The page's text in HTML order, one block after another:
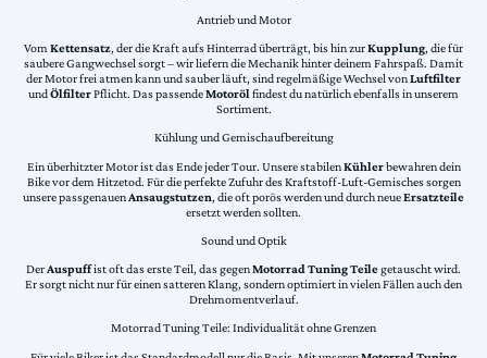
Antrieb und Motor
VomKettensatz, der die Kraft aufs Hinterrad überträgt, bis hin zurKupplung, die für
saubere Gangwechsel sorgt – wir liefern die Mechanik hinter deinem Fahrspaß. Damit
der Motor frei atmen kann und sauber läuft, sind regelmäßige Wechsel vonLuftfilter
undÖlfilterPflicht. Das passendeMotorölfindest du natürlich ebenfalls in unserem
Sortiment.
Kühlung und Gemischaufbereitung
Ein überhitzter Motor ist das Ende jeder Tour. Unsere stabilenKühlerbewahren dein
Bike vor dem Hitzetod. Für die perfekte Zufuhr des Kraftstoff-Luft-Gemisches sorgen
unsere passgenauenAnsaugstutzen, die oft porös werden und durch neueErsatzteile
ersetzt werden sollten.
Sound und Optik
DerAuspuffist oft das erste Teil, das gegenMotorrad Tuning Teilegetauscht wird.
Er sorgt nicht nur für einen satteren Klang, sondern optimiert in vielen Fällen auch den
Drehmomentverlauf.
Motorrad Tuning Teile: Individualität ohne Grenzen